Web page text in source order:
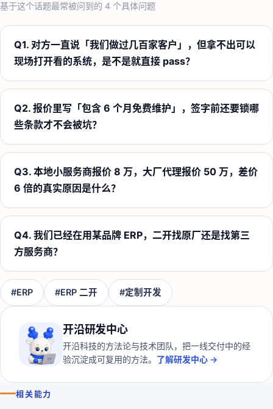
基于这个话题最常被问到的 4 个具体问题
Q1. 对方一直说「我们做过几百家客户」，但拿不出可以
现场打开看的系统，是不是就直接 pass？
Q2. 报价里写「包含 6 个月免费维护」，签字前还要锁哪
些条款才不会被坑？
Q3. 本地小服务商报价 8 万，大厂代理报价 50 万，差价
6 倍的真实原因是什么？
Q4. 我们已经在用某品牌 ERP，二开找原厂还是找第三
方服务商？
#ERP #ERP 二开 #定制开发
开沿研发中心
开沿科技的方法论与技术团队，把一线交付中的经
验沉淀成可复用的方法。 了解研发中心 →
相关能力